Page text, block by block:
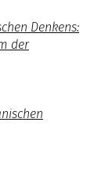
Denkens:
der